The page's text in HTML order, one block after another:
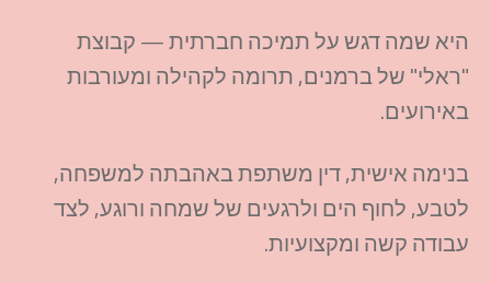
היאשמהדגשעלתמיכהחברתית—קבוצת
"ראלי"שלברמנים,תרומהלקהילהומעורבות
באירועים.
בנימהאישית,דיןמשתפתבאהבתהלמשפחה,
לטבע,לחוףהיםולרגעיםשלשמחהורוגע,לצד
עבודהקשהומקצועיות.